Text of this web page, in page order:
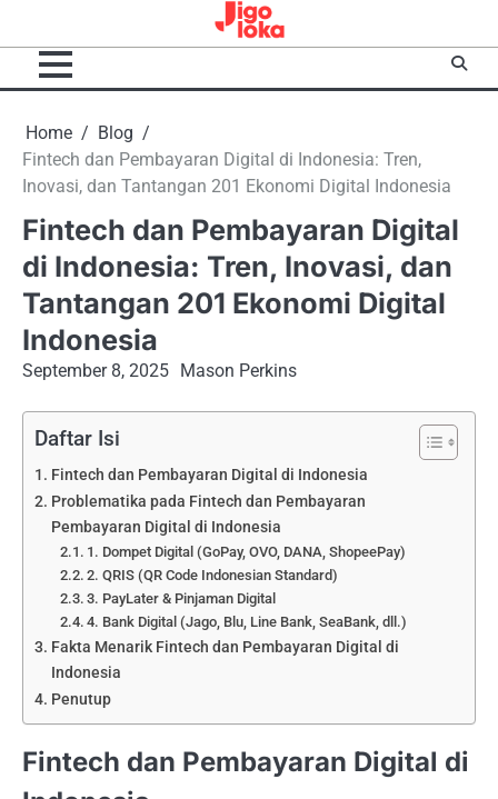
content
Home
Blog
Fintech dan Pembayaran Digital di Indonesia: Tren,
Inovasi, dan Tantangan 201 Ekonomi Digital Indonesia
Fintech dan Pembayaran Digital
di Indonesia: Tren, Inovasi, dan
Tantangan 201 Ekonomi Digital
Indonesia
September 8, 2025 Mason Perkins
Daftar Isi
Fintech dan Pembayaran Digital di Indonesia
Problematika pada Fintech dan Pembayaran
Pembayaran Digital di Indonesia
1. Dompet Digital (GoPay, OVO, DANA, ShopeePay)
2. QRIS (QR Code Indonesian Standard)
3. PayLater & Pinjaman Digital
4. Bank Digital (Jago, Blu, Line Bank, SeaBank, dll.)
Fakta Menarik Fintech dan Pembayaran Digital di
Indonesia
Penutup
Fintech dan Pembayaran Digital di